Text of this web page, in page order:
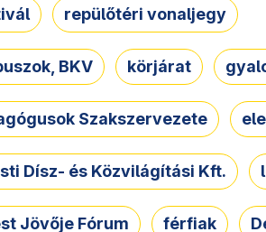
repülőtéri vonaljegy
BKV körjárat
Szakszervezete
Dísz- és Közvilágítási Kft.
Jövője Fórum férfiak